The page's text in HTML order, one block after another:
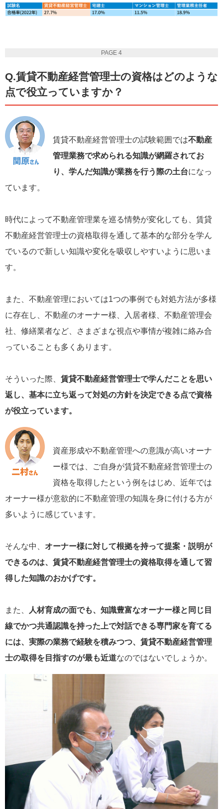
PAGE 4
Q.賃貸不動産経営管理士の資格はどのような
点で役立っていますか？
賃貸不動産経営管理士の試験範囲では不動産
管理業務で求められる知識が網羅されてお
り、学んだ知識が業務を行う際の土台になっ
ています。
時代によって不動産管理業を巡る情勢が変化しても、賃貸
不動産経営管理士の資格取得を通して基本的な部分を学ん
でいるので新しい知識や変化を吸収しやすいように思いま
す。
また、不動産管理においては1つの事例でも対処方法が多様
に存在し、不動産のオーナー様、入居者様、不動産管理会
社、修繕業者など、さまざまな視点や事情が複雑に絡み合
っていることも多くあります。
そういった際、 賃貸不動産経営管理士で学んだことを思い
返し、基本に立ち返って対処の方針を決定できる点で資格
が役立っています。
資産形成や不動産管理への意識が高いオーナ
ー様では、ご自身が賃貸不動産経営管理士の
資格を取得したという例をはじめ、近年では
オーナー様が意欲的に不動産管理の知識を身に付ける方が
多いように感じています。
そんな中、 オーナー様に対して根拠を持って提案・説明が
できるのは、賃貸不動産経営管理士の資格取得を通して習
得した知識のおかげです。
また、
人材育成の面でも、知識豊富なオーナー様と同じ目
線でかつ共通認識を持った上で対話できる専門家を育てる
には、実際の業務で経験を積みつつ、賃貸不動産経営管理
士の取得を目指すのが最も近道なのではないでしょうか。